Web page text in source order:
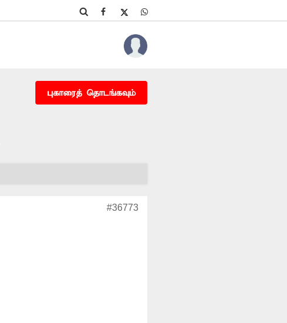
புகாரைத் தொடங்கவும்
#36773